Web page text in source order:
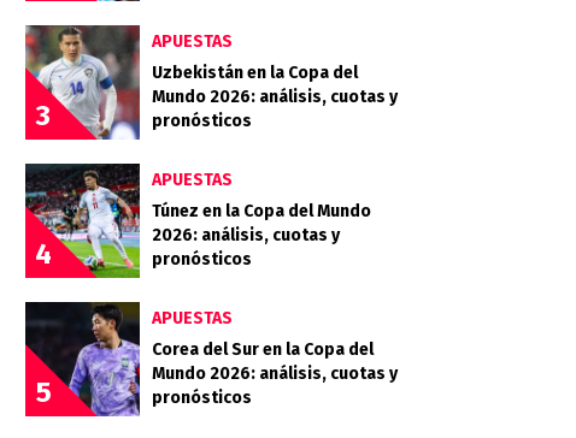
3
APUESTAS
Uzbekistán en la Copa del
Mundo 2026: análisis, cuotas y
pronósticos
4
APUESTAS
Túnez en la Copa del Mundo
2026: análisis, cuotas y
pronósticos
5
APUESTAS
Corea del Sur en la Copa del
Mundo 2026: análisis, cuotas y
pronósticos